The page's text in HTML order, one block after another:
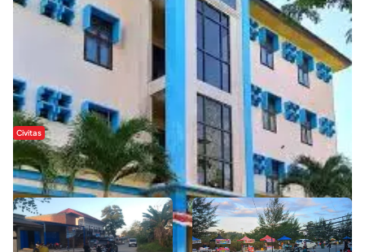
Civitas
Di Balik Kehidupan Ma’had Al-Jami’ah UIN Kendari : Mahasiswa
Ceritakan Manfaat dan Tantangan